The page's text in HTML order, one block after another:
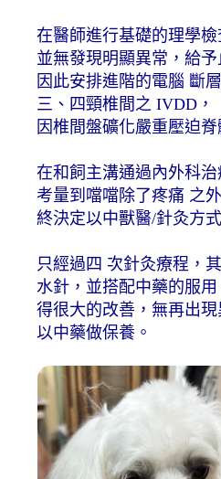
在醫師進行基礎的理學檢
並無發現明顯異常，給予
因此安排進階的電腦 斷
三、四頸椎間之 IVDD，
因椎間盤礦化嚴重壓迫
在和飼主溝通過內外科治
考量到噹噹除了疼痛 之
終決定以中獸醫/針灸方
只經過四 次針灸療程，
水針，並搭配中藥的服
得很大的改善，無再出
以中藥做保養。